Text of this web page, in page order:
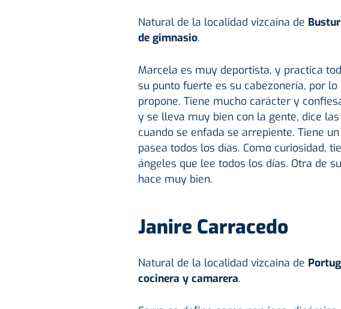
Natural de la localidad vizcaína de
de gimnasio.
Marcela es muy deportista, y practica
su punto fuerte es su cabezonería, por
propone. Tiene mucho carácter y
y se lleva muy bien con la gente, dice
cuando se enfada se arrepiente. Tiene
pasea todos los días. Como curiosidad,
ángeles que lee todos los días. Otra de
hace muy bien.
Janire Carracedo
Natural de la localidad vizcaina de
cocinera y camarera.